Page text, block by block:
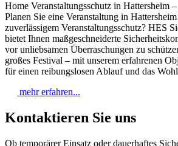
Home Veranstaltungsschutz in Hattersheim
Planen Sie eine Veranstaltung in
zuverlässigem Veranstaltungsschutz? HES
bietet Ihnen maßgeschneiderte
vor unliebsamen Überraschungen zu
großes Festival – mit unserem erfahrenen
für einen reibungslosen Ablauf und das
mehr erfahren...
Kontaktieren Sie uns
Ob temporärer Einsatz oder dauerhaftes